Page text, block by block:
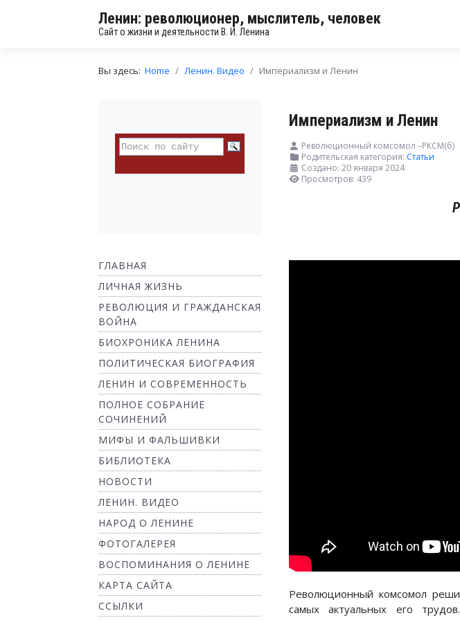
Ленин: революционер, мыслитель, человек
Сайт о жизни и деятельности В. И. Ленина
Вы здесь: Home Ленин. Видео Империализм и Ленин
ГЛАВНАЯ
ЛИЧНАЯ ЖИЗНЬ
РЕВОЛЮЦИЯ И ГРАЖДАНСКАЯ
ВОЙНА
БИОХРОНИКА ЛЕНИНА
ПОЛИТИЧЕСКАЯ БИОГРАФИЯ
ЛЕНИН И СОВРЕМЕННОСТЬ
ПОЛНОЕ СОБРАНИЕ
СОЧИНЕНИЙ
МИФЫ И ФАЛЬШИВКИ
БИБЛИОТЕКА
НОВОСТИ
ЛЕНИН. ВИДЕО
НАРОД О ЛЕНИНЕ
ФОТОГАЛЕРЕЯ
ВОСПОМИНАНИЯ О ЛЕНИНЕ
КАРТА САЙТА
ССЫЛКИ
Империализм и Ленин
Революционный комсомол –РКСМ(б)
Родительская категория: Статьи
Создано: 20 января 2024
Просмотров: 439
Революционный комсомол
самых актуальных его